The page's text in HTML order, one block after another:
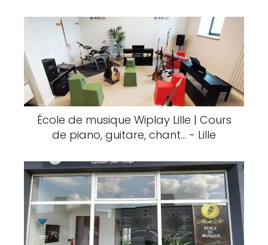
École de musique Wiplay Lille | Cours
de piano, guitare, chant... - Lille